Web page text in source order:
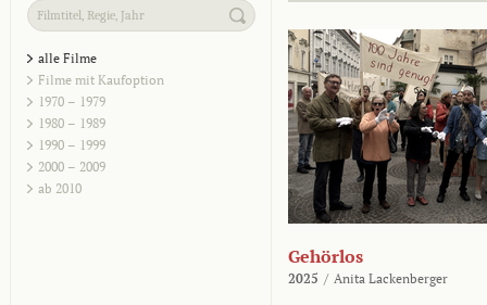
alle Filme
Filme mit Kaufoption
1970 – 1979
1980 – 1989
1990 – 1999
2000 – 2009
ab 2010
Gehörlos
2025 / Anita Lackenberger